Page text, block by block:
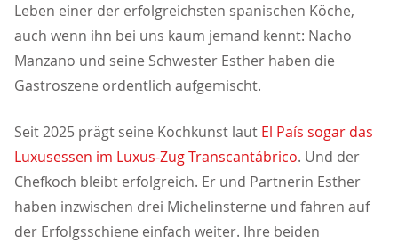
Leben einer der erfolgreichsten spanischen Köche,
auch wenn ihn bei uns kaum jemand kennt: Nacho
Manzano und seine Schwester Esther haben die
Gastroszene ordentlich aufgemischt.
Seit 2025 prägt seine Kochkunst laut El País sogar das
Luxusessen im Luxus-Zug Transcantábrico. Und der
Chefkoch bleibt erfolgreich. Er und Partnerin Esther
haben inzwischen drei Michelinsterne und fahren auf
der Erfolgsschiene einfach weiter. Ihre beiden